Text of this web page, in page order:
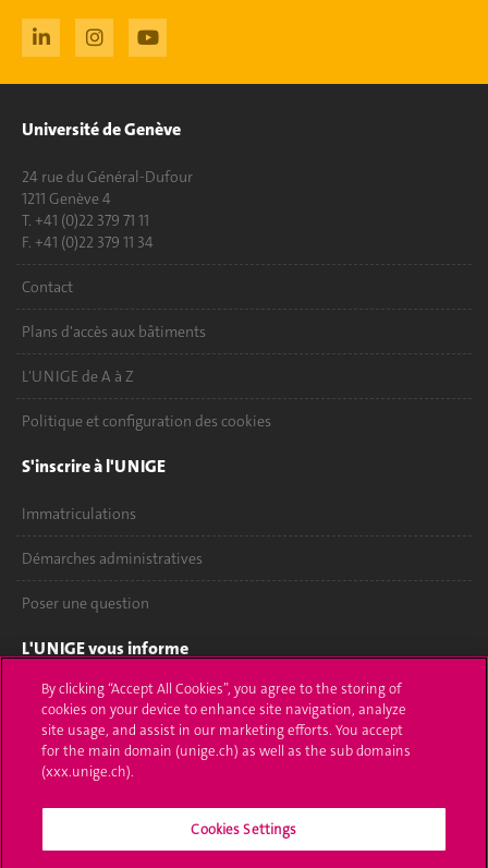
Université de Genève
24 rue du Général-Dufour
1211 Genève 4
T. +41 (0)22 379 71 11
F. +41 (0)22 379 11 34
Contact
Plans d'accès aux bâtiments
L'UNIGE de A à Z
Politique et configuration des cookies
S'inscrire à l'UNIGE
Immatriculations
Démarches administratives
Poser une question
L'UNIGE vous informe
UNIGE Mobile
Médias
Offres d'emploi
By clicking “Accept All Cookies”, you agree to the storing of
cookies on your device to enhance site navigation, analyze
site usage, and assist in our marketing efforts. You accept
for the main domain (unige.ch) as well as the sub domains
(xxx.unige.ch).
Cookies Settings